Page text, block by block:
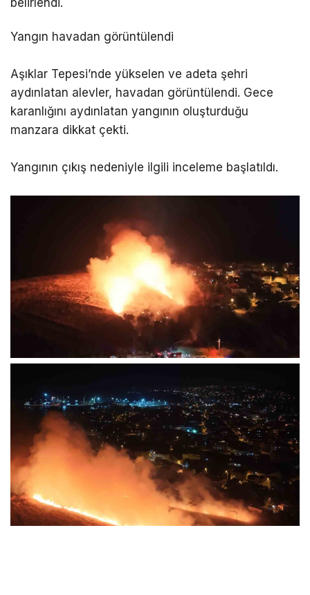
Yangın havadan görüntülendi
Aşıklar Tepesi’nde yükselen ve adeta şehri
aydınlatan alevler, havadan görüntülendi. Gece
karanlığını aydınlatan yangının oluşturduğu
manzara dikkat çekti.
Yangının çıkış nedeniyle ilgili inceleme başlatıldı.